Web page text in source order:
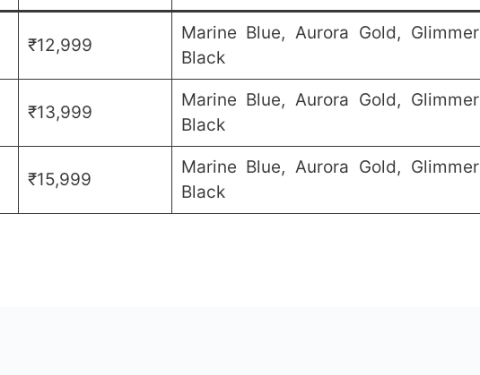
₹12,999
Marine Blue, Aurora Gold, Glimmer
Black
₹13,999
Marine Blue, Aurora Gold, Glimmer
Black
₹15,999
Marine Blue, Aurora Gold, Glimmer
Black